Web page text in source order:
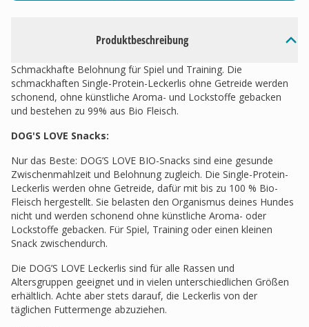
Produktbeschreibung
Schmackhafte Belohnung für Spiel und Training. Die
schmackhaften Single-Protein-Leckerlis ohne Getreide werden
schonend, ohne künstliche Aroma- und Lockstoffe gebacken
und bestehen zu 99% aus Bio Fleisch.
DOG'S LOVE Snacks:
Nur das Beste: DOG’S LOVE BIO-Snacks sind eine gesunde
Zwischenmahlzeit und Belohnung zugleich. Die Single-Protein-
Leckerlis werden ohne Getreide, dafür mit bis zu 100 % Bio-
Fleisch hergestellt. Sie belasten den Organismus deines Hundes
nicht und werden schonend ohne künstliche Aroma- oder
Lockstoffe gebacken. Für Spiel, Training oder einen kleinen
Snack zwischendurch.
Die DOG’S LOVE Leckerlis sind für alle Rassen und
Altersgruppen geeignet und in vielen unterschiedlichen Größen
erhältlich. Achte aber stets darauf, die Leckerlis von der
täglichen Futtermenge abzuziehen.